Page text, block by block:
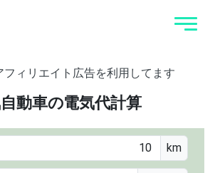
フィリエイト広告を利用してます
動車の電気代計算
km